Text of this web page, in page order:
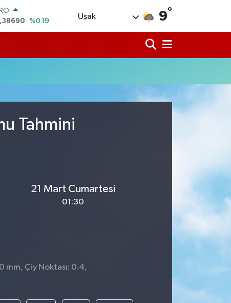
%0.18
Uşak 9°
Tahmini
21 Mart Cumartesi
01:30
mm, Çiy Noktası: 0.4,